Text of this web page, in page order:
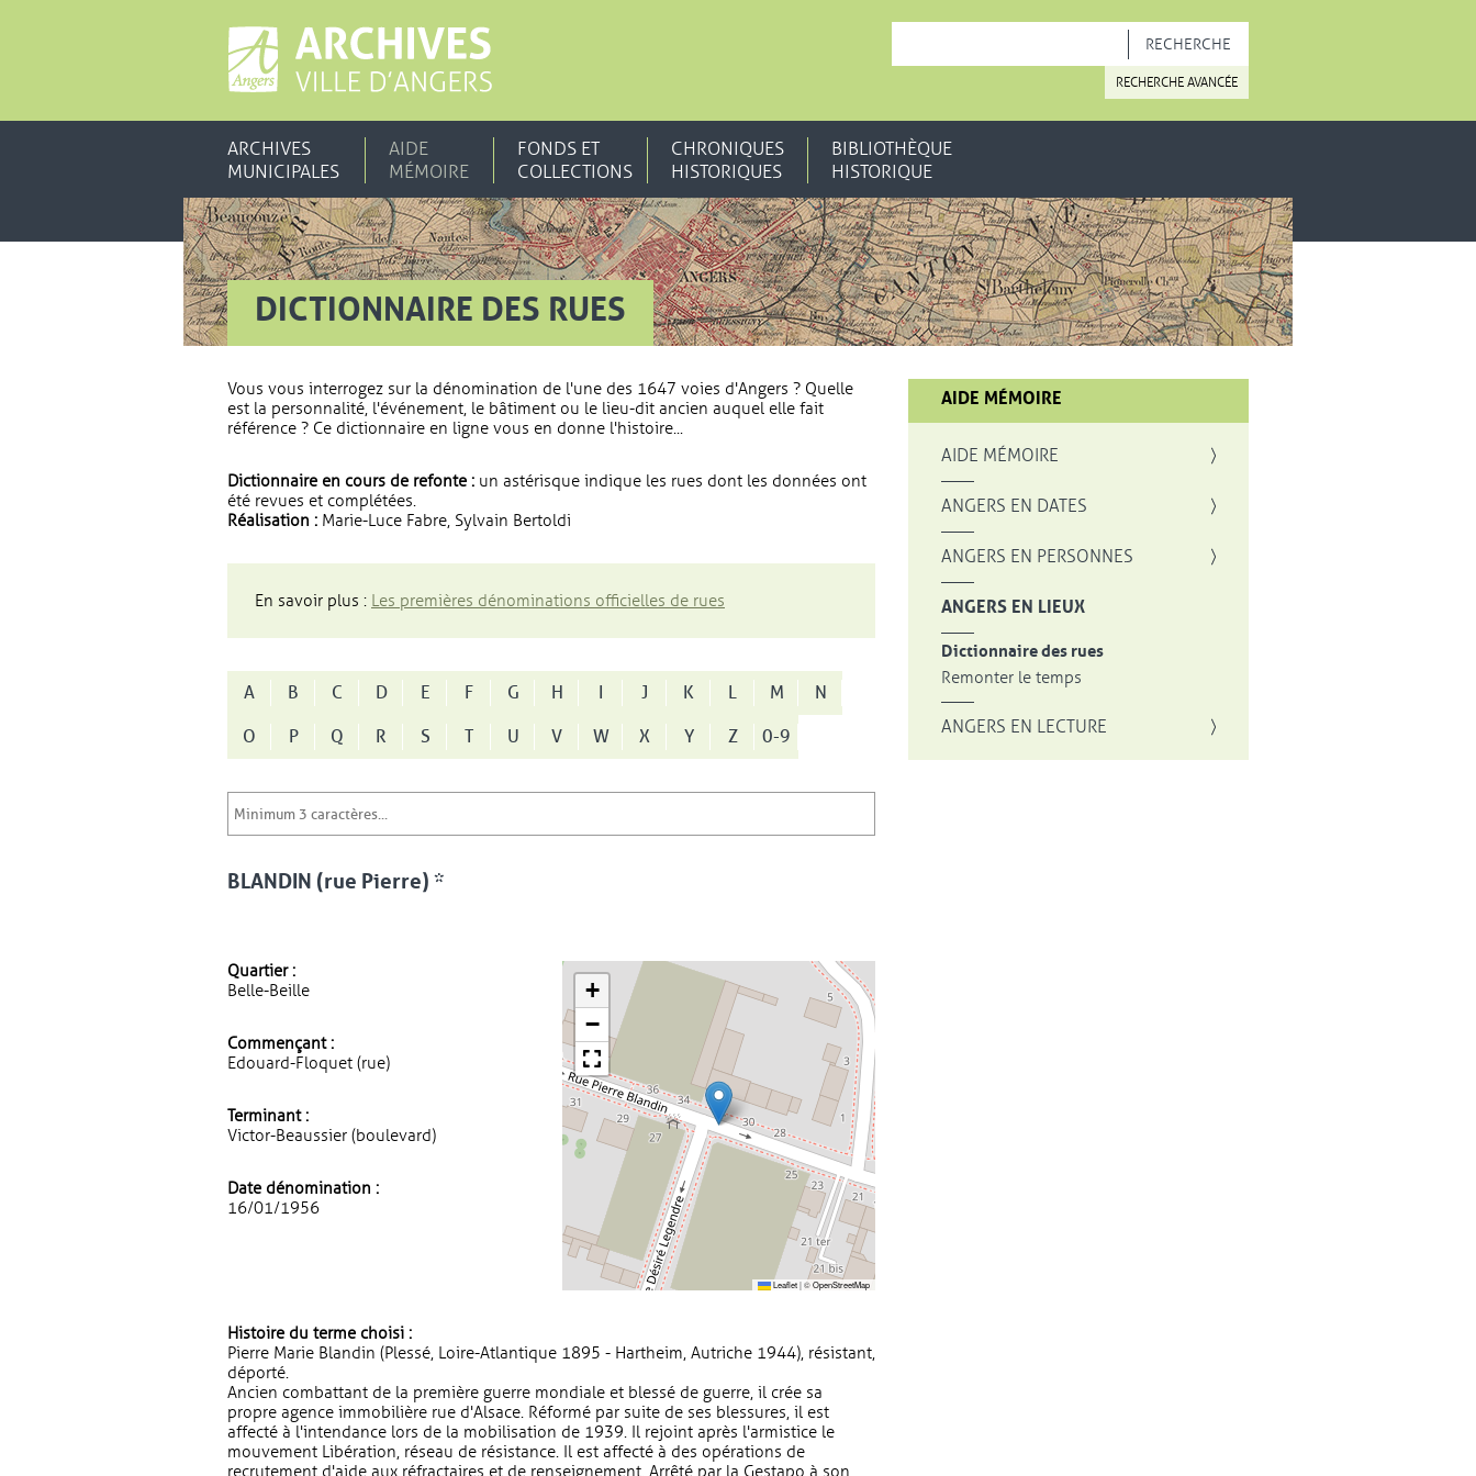
RECHERCHE AVANCÉE
ARCHIVES
MUNICIPALES
AIDE
MÉMOIRE
FONDS ET
COLLECTIONS
CHRONIQUES
HISTORIQUES
BIBLIOTHÈQUE
HISTORIQUE
DICTIONNAIRE DES RUES
Vous vous interrogez sur la dénomination de l'une des 1647 voies d'Angers ? Quelle
est la personnalité, l'événement, le bâtiment ou le lieu-dit ancien auquel elle fait
référence ? Ce dictionnaire en ligne vous en donne l'histoire...
Dictionnaire en cours de refonte : un astérisque indique les rues dont les données ont
été revues et complétées.
Réalisation : Marie-Luce Fabre, Sylvain Bertoldi
En savoir plus : Les premières dénominations officielles de rues
A B C D E F G H I J K L M
N
O
P Q R S T U V W X Y Z 0-9
BLANDIN (rue Pierre) *
Quartier :
Belle-Beille
Commençant :
Edouard-Floquet (rue)
Terminant :
Victor-Beaussier (boulevard)
Date dénomination :
16/01/1956
+
−
Leaflet|©OpenStreetMap
Histoire du terme choisi :
Pierre Marie Blandin (Plessé, Loire-Atlantique 1895 - Hartheim, Autriche 1944), résistant,
déporté.
Ancien combattant de la première guerre mondiale et blessé de guerre, il crée sa
propre agence immobilière rue d'Alsace. Réformé par suite de ses blessures, il est
affecté à l'intendance lors de la mobilisation de 1939. Il rejoint après l'armistice le
mouvement Libération, réseau de résistance. Il est affecté à des opérations de
recrutement d'aide aux réfractaires et de renseignement. Arrêté par la Gestapo à son
AIDE MÉMOIRE
AIDE MÉMOIRE
ANGERS EN DATES
ANGERS EN PERSONNES
ANGERS EN LIEUX
Dictionnaire des rues
Remonter le temps
ANGERS EN LECTURE